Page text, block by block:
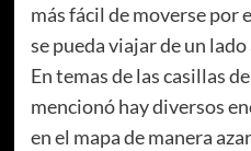
más fácil de moverse por
se pueda viajar de un
En temas de las casillas
mencionó hay diversos
en el mapa de manera